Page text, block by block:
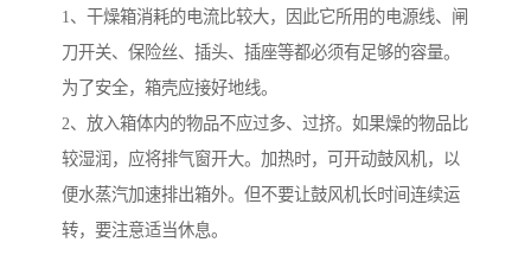
1、干燥箱消耗的电流比较大，因此它所用的电源线、闸
刀开关、保险丝、插头、插座等都必须有足够的容量。
为了安全，箱壳应接好地线。
2、放入箱体内的物品不应过多、过挤。如果燥的物品比
较湿润，应将排气窗开大。加热时，可开动鼓风机，以
便水蒸汽加速排出箱外。但不要让鼓风机长时间连续运
转，要注意适当休息。